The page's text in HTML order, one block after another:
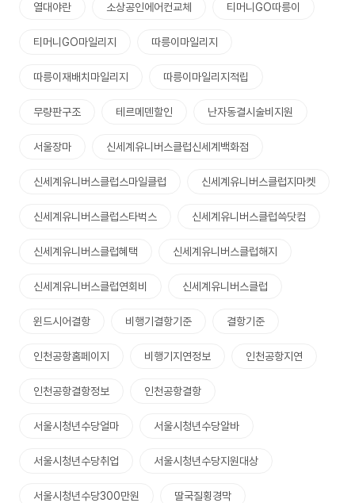
열대야란 소상공인에어컨교체 티머니GO따릉이
티머니GO마일리지 따릉이마일리지
따릉이재배치마일리지 따릉이마일리지적립
무량판구조 테르메덴할인 난자동결시술비지원
서울장마 신세계유니버스클럽신세계백화점
신세계유니버스클럽스마일클럽 신세계유니버스클럽지마켓
신세계유니버스클럽스타벅스 신세계유니버스클럽쓱닷컴
신세계유니버스클럽혜택 신세계유니버스클럽해지
신세계유니버스클럽연회비 신세계유니버스클럽
윈드시어결항 비행기결항기준 결항기준
인천공항홈페이지 비행기지연정보 인천공항지연
인천공항결항정보 인천공항결항
서울시청년수당얼마 서울시청년수당알바
서울시청년수당취업 서울시청년수당지원대상
서울시청년수당300만원 딸국질횡경막